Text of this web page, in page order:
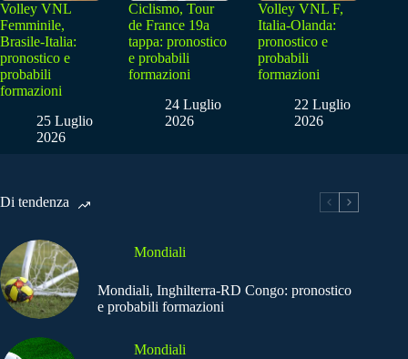
Volley VNL
Femminile,
Brasile-Italia:
pronostico e
probabili
formazioni
25 Luglio
2026
Ciclismo, Tour
de France 19a
tappa: pronostico
e probabili
formazioni
24 Luglio
2026
Volley VNL F,
Italia-Olanda:
pronostico e
probabili
formazioni
22 Luglio
2026
Di tendenza
Mondiali
Mondiali, Inghilterra-RD Congo: pronostico
e probabili formazioni
Mondiali